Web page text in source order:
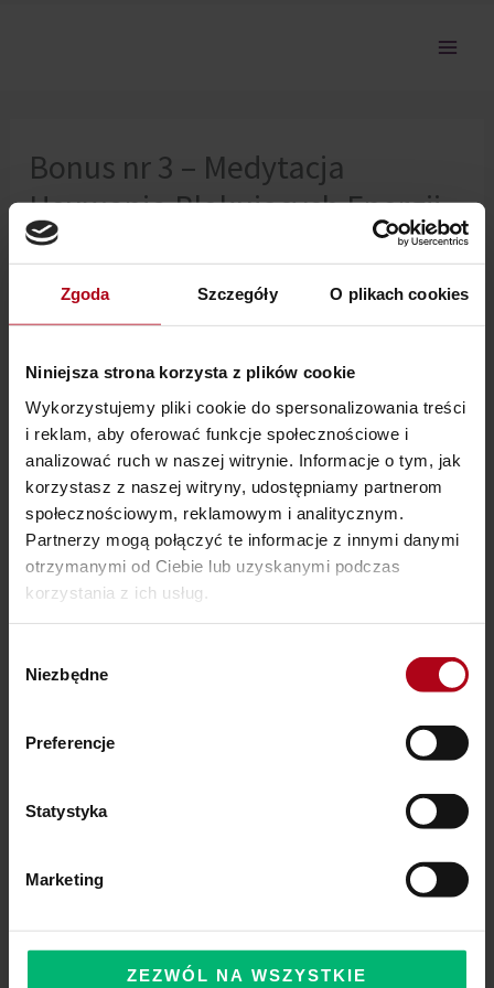
Zgoda Szczegóły O plikach cookies
Niniejsza strona korzysta z plików cookie
Wykorzystujemy pliki cookie do spersonalizowania treści
i reklam, aby oferować funkcje społecznościowe i
analizować ruch w naszej witrynie. Informacje o tym, jak
korzystasz z naszej witryny, udostępniamy partnerom
społecznościowym, reklamowym i analitycznym.
Partnerzy mogą połączyć te informacje z innymi danymi
otrzymanymi od Ciebie lub uzyskanymi podczas
korzystania z ich usług.
zgody
Niezbędne
Preferencje
Statystyka
Marketing
ZEZWÓL NA WSZYSTKIE
Ostatnie wpisy
SZAMAŃSKA SZKOŁA ŻYCIA
Powinieneś o tym wiedzieć – zbliża się wielka zmiana!
Bonus nr 3 – Medytacja
Usuwania Blokujących Energii
Z Ciała. pt. “Usuń to, co Ci
przeszkadza!”
Nie można pokazać tej sekcji, ponieważ nie jesteś
zalogowany.